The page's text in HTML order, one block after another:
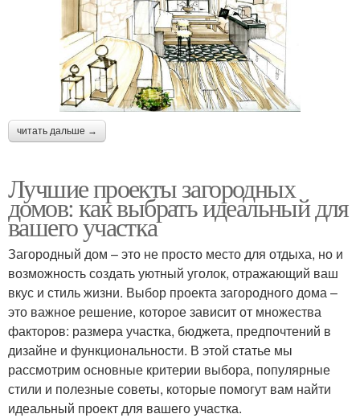
читать дальше →
Лучшие проекты загородных
домов: как выбрать идеальный для
вашего участка
Загородный дом – это не просто место для отдыха, но и
возможность создать уютный уголок, отражающий ваш
вкус и стиль жизни. Выбор проекта загородного дома –
это важное решение, которое зависит от множества
факторов: размера участка, бюджета, предпочтений в
дизайне и функциональности. В этой статье мы
рассмотрим основные критерии выбора, популярные
стили и полезные советы, которые помогут вам найти
идеальный проект для вашего участка.